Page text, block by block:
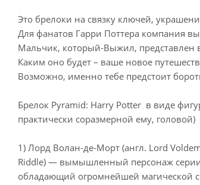
Это брелоки на связку ключей,
Для фанатов Гарри Поттера компания
Мальчик, который-Выжил,
Каким оно будет – ваше новое
Возможно, именно тебе предстоит
Брелок Pyramid: Harry Potter в виде
практически соразмерной ему, головой)
1) Лорд Волан-де-Морт (англ. Lord
Riddle) — вымышленный персонаж
обладающий огромнейшей магической